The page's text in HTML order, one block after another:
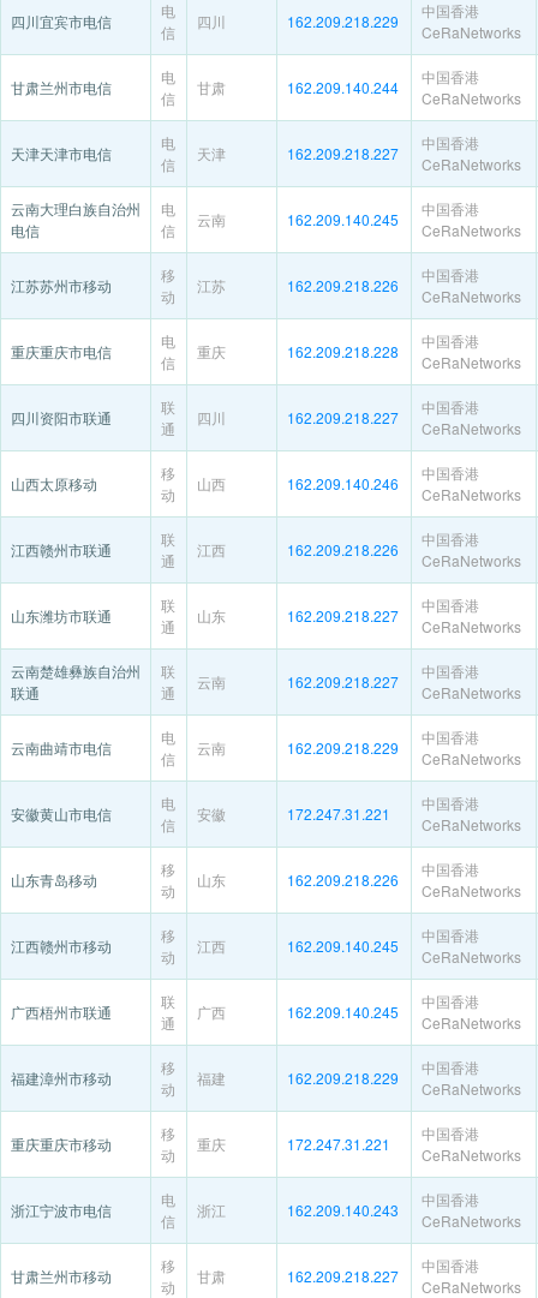
四川宜宾市电信
电
信
四川 162.209.218.229
中国香港
CeRaNetworks
甘肃兰州市电信
电
信
甘肃 162.209.140.244
中国香港
CeRaNetworks
天津天津市电信
电
信
天津 162.209.218.227
中国香港
CeRaNetworks
云南大理白族自治州
电信
电
信
云南 162.209.140.245
中国香港
CeRaNetworks
江苏苏州市移动
移
动
江苏 162.209.218.226
中国香港
CeRaNetworks
重庆重庆市电信
电
信
重庆 162.209.218.228
中国香港
CeRaNetworks
四川资阳市联通
联
通
四川 162.209.218.227
中国香港
CeRaNetworks
山西太原移动
移
动
山西 162.209.140.246
中国香港
CeRaNetworks
江西赣州市联通
联
通
江西 162.209.218.226
中国香港
CeRaNetworks
山东潍坊市联通
联
通
山东 162.209.218.227
中国香港
CeRaNetworks
云南楚雄彝族自治州
联通
联
通
云南 162.209.218.227
中国香港
CeRaNetworks
云南曲靖市电信
电
信
云南 162.209.218.229
中国香港
CeRaNetworks
安徽黄山市电信
电
信
安徽 172.247.31.221
中国香港
CeRaNetworks
山东青岛移动
移
动
山东 162.209.218.226
中国香港
CeRaNetworks
江西赣州市移动
移
动
江西 162.209.140.245
中国香港
CeRaNetworks
广西梧州市联通
联
通
广西 162.209.140.245
中国香港
CeRaNetworks
福建漳州市移动
移
动
福建 162.209.218.229
中国香港
CeRaNetworks
重庆重庆市移动
移
动
重庆 172.247.31.221
中国香港
CeRaNetworks
浙江宁波市电信
电
信
浙江 162.209.140.243
中国香港
CeRaNetworks
甘肃兰州市移动
移
动
甘肃 162.209.218.227
中国香港
CeRaNetworks